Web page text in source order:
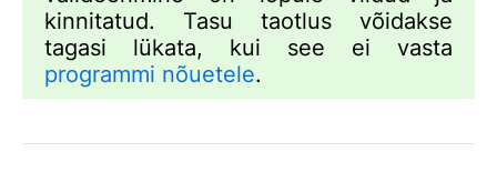
kinnitatud. Tasu taotlus võidakse
tagasi lükata, kui see ei vasta
programmi nõuetele.